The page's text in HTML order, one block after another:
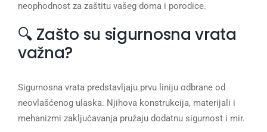
neophodnost za zaštitu vašeg doma i porodice.
🔍 Zašto su sigurnosna vrata
važna?
Sigurnosna vrata predstavljaju prvu liniju odbrane od
neovlašćenog ulaska. Njihova konstrukcija, materijali i
mehanizmi zaključavanja pružaju dodatnu sigurnost i mir.